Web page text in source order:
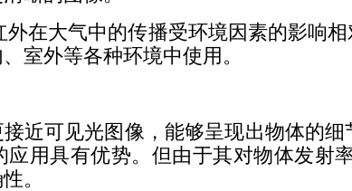
大气中的传播受环境因素的影响相
室外等各种环境中使用。
可见光图像，能够呈现出物体的细
用具有优势。但由于其对物体发
。